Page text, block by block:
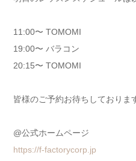
11:00〜 TOMOMI
19:00〜 バラコン
20:15〜 TOMOMI
皆様のご予約お待ちしておりま
@公式ホームページ
https://f-factorycorp.jp